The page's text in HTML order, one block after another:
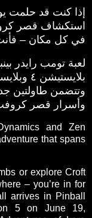
إذا كنت قد حلمت
استكشاف قصر
في كل مكان –
لعبة تومب رايدر
وتتضمن طاولتين
وأسرار قصر
and Zen
that spans
or explore Croft
– you’re in for
arrives in Pinball
5 on June 19,